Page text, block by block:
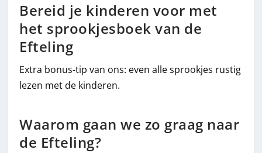
Bereid je kinderen voor met
het sprookjesboek van de
Efteling
Extra bonus-tip van ons: even alle sprookjes rustig
lezen met de kinderen.
Waarom gaan we zo graag naar
de Efteling?